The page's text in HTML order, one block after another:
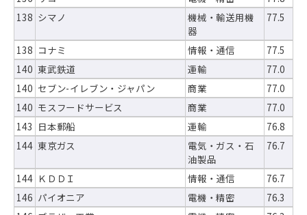
138 シマノ
機械・輸送用機
器
77.5
138 コナミ 情報・通信
77.5
140 東武鉄道 運輸
77.0
140 セブン-イレブン・ジャパン 商業
77.0
140 モスフードサービス 商業
77.0
143 日本郵船 運輸
76.8
144 東京ガス
電気・ガス・石
油製品
76.7
144 ＫＤＤＩ 情報・通信
76.7
146 パイオニア 電機・精密
76.3